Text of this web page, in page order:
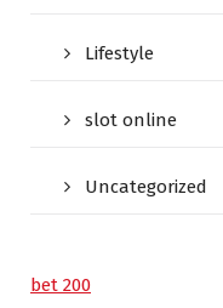
Lifestyle
slot online
Uncategorized
bet 200